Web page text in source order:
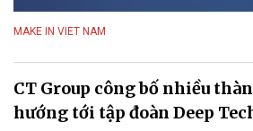
MAKE IN VIET NAM
CT Group công bố nhiều
hướng tới tập đoàn Deep